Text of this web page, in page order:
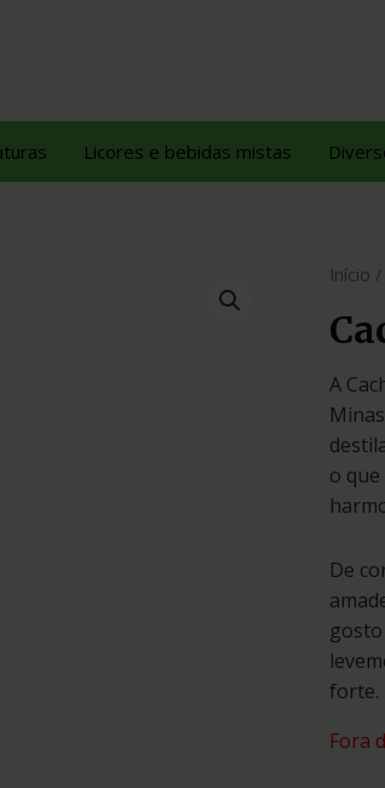
Licores e bebidas mistas
Início /
A
o
De
forte.
Fora